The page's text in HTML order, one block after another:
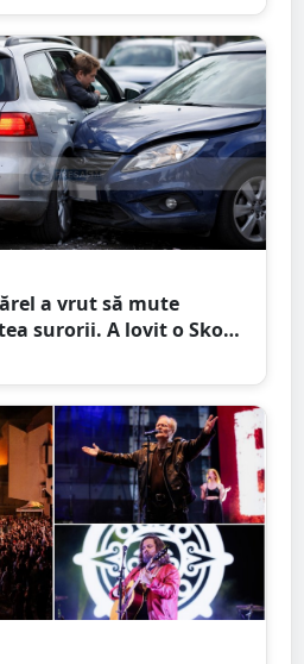
a vrut să mute
surorii. A lovit o Skoda
pahare de whisky